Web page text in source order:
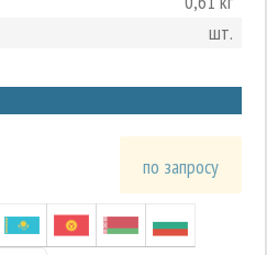
шт.
по запросу